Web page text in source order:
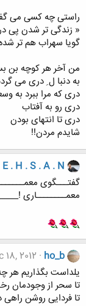
راستی چه کسی می
« زندگی تر شدن پی
گویا سهراب هم تر
من آخر هر کوچه بن
به دنبا ل ِ دری می
دری که مرا ببرد به
دری رو به آفتاب
دری تا انتهای بودن
شایدم مردن!!
E . H . S . A . N
معمــــــــاری
ho_b
18, 2012
یلداست بگذاریم
تا سحر از وجودمان
تا فردایی روشن راهی